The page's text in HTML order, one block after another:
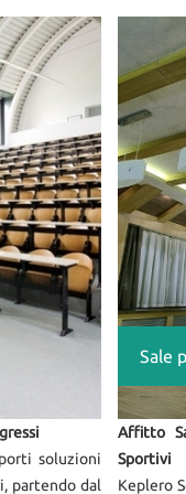
soluzioni
partendo dal
Sale
Affitto
Sportivi
Keplero